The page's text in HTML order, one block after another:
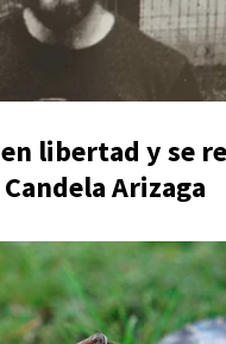
libertad y se
Arizaga